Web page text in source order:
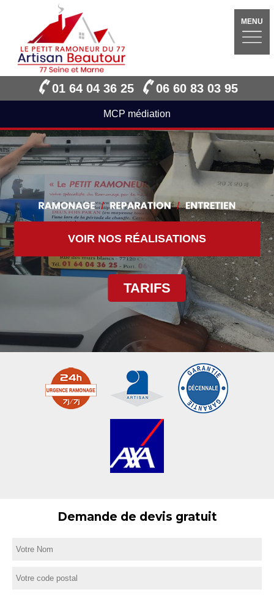
MENU
01 64 04 36 25 06 60 83 03 95
MCP médiation
VOIR NOS RÉALISATIONS
TARIFS
Demande de devis gratuit